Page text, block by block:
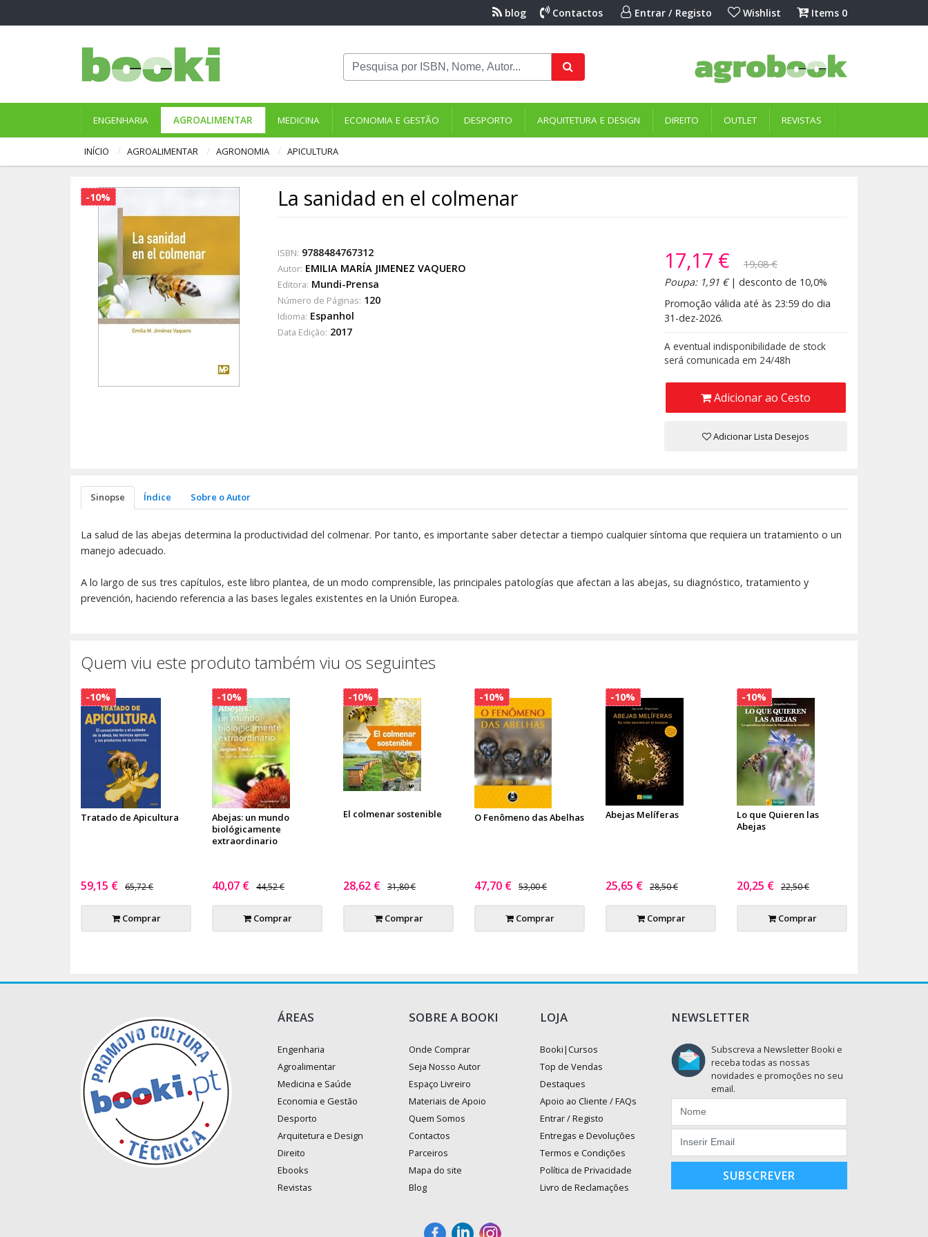
blog Contactos Entrar / Registo Wishlist Items 0
ENGENHARIA AGROALIMENTAR MEDICINA ECONOMIA E GESTÃO DESPORTO ARQUITETURA E DESIGN DIREITO OUTLET REVISTAS
INÍCIO AGROALIMENTAR AGRONOMIA APICULTURA
-10% La sanidad en el colmenar
ISBN: 9788484767312
Autor: EMILIA MARÍA JIMENEZ VAQUERO
Editora: Mundi-Prensa
Número de Páginas: 120
Idioma: Espanhol
Data Edição: 2017
17,17 €
19,08 €
Poupa: 1,91 €| desconto de 10,0%
Promoção válida até às 23:59 do dia
31-dez-2026.
A eventual indisponibilidade de stock
será comunicada em 24/48h
Adicionar ao Cesto
Adicionar Lista Desejos
Sinopse Índice Sobre o Autor
La salud de las abejas determina la productividad del colmenar. Por tanto, es importante saber detectar a tiempo cualquier síntoma que requiera un tratamiento o un
manejo adecuado.
A lo largo de sus tres capítulos, este libro plantea, de un modo comprensible, las principales patologías que afectan a las abejas, su diagnóstico, tratamiento y
prevención, haciendo referencia a las bases legales existentes en la Unión Europea.
Quem viu este produto também viu os seguintes
Tratado de Apicultura
59,15 € 65,72 €
Comprar
-10%
Abejas: un mundo
biológicamente
extraordinario
40,07 € 44,52 €
Comprar
-10%
El colmenar sostenible
28,62 € 31,80 €
Comprar
-10%
O Fenômeno das Abelhas
47,70 € 53,00 €
Comprar
-10%
Abejas Melíferas
25,65 € 28,50 €
Comprar
-10%
Lo que Quieren las
Abejas
20,25 € 22,50 €
Comprar
-10%
ÁREAS
Engenharia
Agroalimentar
Medicina e Saúde
Economia e Gestão
Desporto
Arquitetura e Design
Direito
Ebooks
Revistas
SOBRE A BOOKI
Onde Comprar
Seja Nosso Autor
Espaço Livreiro
Materiais de Apoio
Quem Somos
Contactos
Parceiros
Mapa do site
Blog
LOJA
Booki|Cursos
Top de Vendas
Destaques
Apoio ao Cliente / FAQs
Entrar / Registo
Entregas e Devoluções
Termos e Condições
Política de Privacidade
Livro de Reclamações
NEWSLETTER
Subscreva a Newsletter Booki e
receba todas as nossas
novidades e promoções no seu
email.
SUBSCREVER